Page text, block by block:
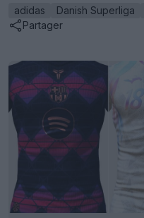
adidas Danish Superliga
Partager